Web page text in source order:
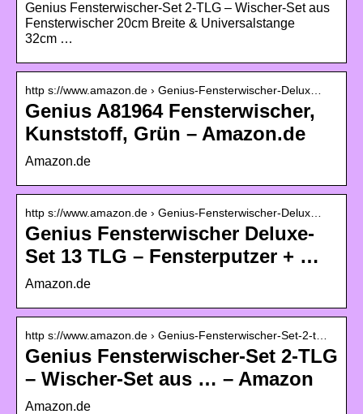
Genius Fensterwischer-Set 2-TLG – Wischer-Set aus
Fensterwischer 20cm Breite & Universalstange
32cm …
http s://www.amazon.de › Genius-Fensterwischer-Delux…
Genius A81964 Fensterwischer,
Kunststoff, Grün – Amazon.de
Amazon.de
http s://www.amazon.de › Genius-Fensterwischer-Delux…
Genius Fensterwischer Deluxe-
Set 13 TLG – Fensterputzer + …
Amazon.de
http s://www.amazon.de › Genius-Fensterwischer-Set-2-t…
Genius Fensterwischer-Set 2-TLG
– Wischer-Set aus … – Amazon
Amazon.de